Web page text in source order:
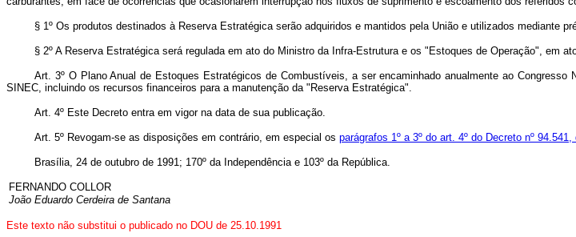
§ 1º Os produtos destinados à Reserva Estratégica serão adquiridos e mantidos pela União e utilizados mediante
§ 2º A Reserva Estratégica será regulada em ato do Ministro da Infra-Estrutura e os "Estoques de Operação", em
Art. 3º O Plano Anual de Estoques Estratégicos de Combustíveis, a ser encaminhado anualmente ao
SINEC, incluindo os recursos financeiros para a manutenção da "Reserva Estratégica".
Art. 4º Este Decreto entra em vigor na data de sua publicação.
Art. 5º Revogam-se as disposições em contrário, em especial os parágrafos 1º a 3º do art. 4º do Decreto nº
Brasília, 24 de outubro de 1991; 170º da Independência e 103º da República.
FERNANDO COLLOR
João Eduardo Cerdeira de Santana
Este texto não substitui o publicado no DOU de 25.10.1991